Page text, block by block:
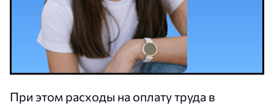
При этом расходы на оплату труда в